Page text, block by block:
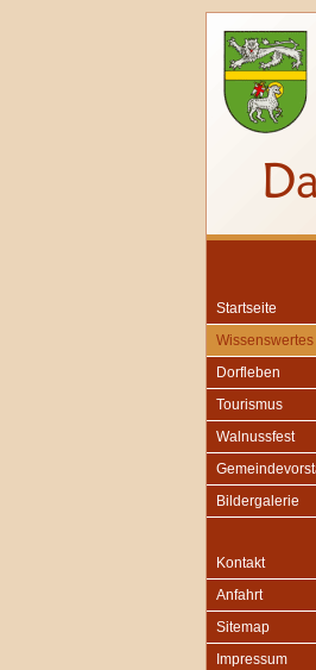
Startseite
Wissenswertes
Dorfleben
Tourismus
Walnussfest
Bildergalerie
Kontakt
Anfahrt
Sitemap
Impressum